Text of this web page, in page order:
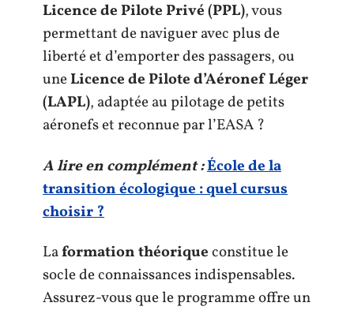
Licence de Pilote Privé (PPL), vous
permettant de naviguer avec plus de
liberté et d’emporter des passagers, ou
uneLicence de Pilote d’Aéronef Léger
(LAPL), adaptée au pilotage de petits
aéronefs et reconnue par l’EASA ?
A lire en complément :École de la
transition écologique : quel cursus
choisir ?
Laformation théoriqueconstitue le
socle de connaissances indispensables.
Assurez-vous que le programme offre un